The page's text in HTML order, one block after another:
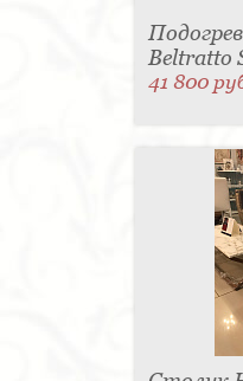
Beltratto
41 800